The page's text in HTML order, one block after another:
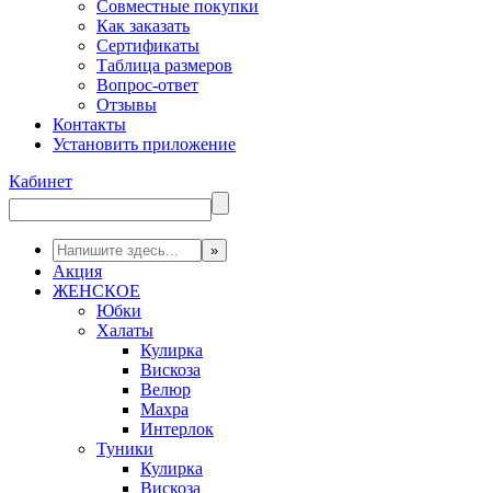
Совместные покупки
Как заказать
Сертификаты
Таблица размеров
Вопрос-ответ
Отзывы
Контакты
Установить приложение
Кабинет
Акция
ЖЕНСКОЕ
Юбки
Халаты
Кулирка
Вискоза
Велюр
Махра
Интерлок
Туники
Кулирка
Вискоза